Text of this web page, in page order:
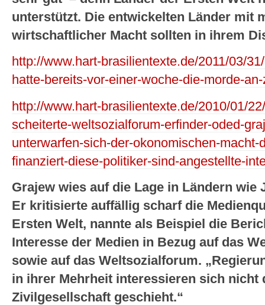
unterstützt. Die entwickelten Länder mit
wirtschaftlicher Macht sollten in ihrem
http://www.hart-brasilientexte.de/2011/03/
hatte-bereits-vor-einer-woche-die-morde-
http://www.hart-brasilientexte.de/2010/01/
scheiterte-weltsozialforum-erfinder-oded-
unterwarfen-sich-der-okonomischen-
finanziert-diese-politiker-sind-angestellte-
Grajew wies auf die Lage in Ländern wie
Er kritisierte auffällig scharf die
Ersten Welt, nannte als Beispiel die
Interesse der Medien in Bezug auf das
sowie auf das Weltsozialforum.
in ihrer Mehrheit interessieren sich nicht
Zivilgesellschaft geschieht.“